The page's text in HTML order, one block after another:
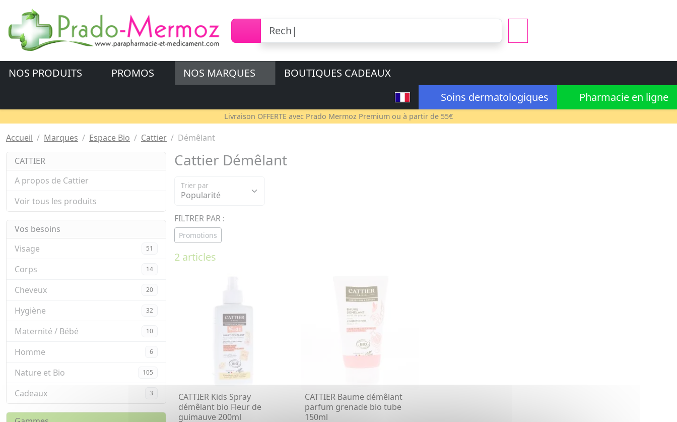
NOS PRODUITS PROMOS NOS MARQUES
BOUTIQUES CADEAUX
Soins dermatologiques
Pharmacie en ligne
Livraison OFFERTE avec Prado Mermoz Premium ou à partir de 55€
Accueil Marques Espace Bio Cattier Démêlant
CATTIER
A propos de Cattier
Voir tous les produits
Vos besoins
Visage
51
Corps 14
Cheveux 20
Hygiène 32
Maternité / Bébé 10
Homme 6
Nature et Bio 105
Cadeaux 3
Cattier Démêlant
Trier par
FILTRER PAR :
Promotions
2 articles
CATTIER Kids Spray
démêlant bio Fleur de
guimauve 200ml
CATTIER Baume démêlant
parfum grenade bio tube
150ml